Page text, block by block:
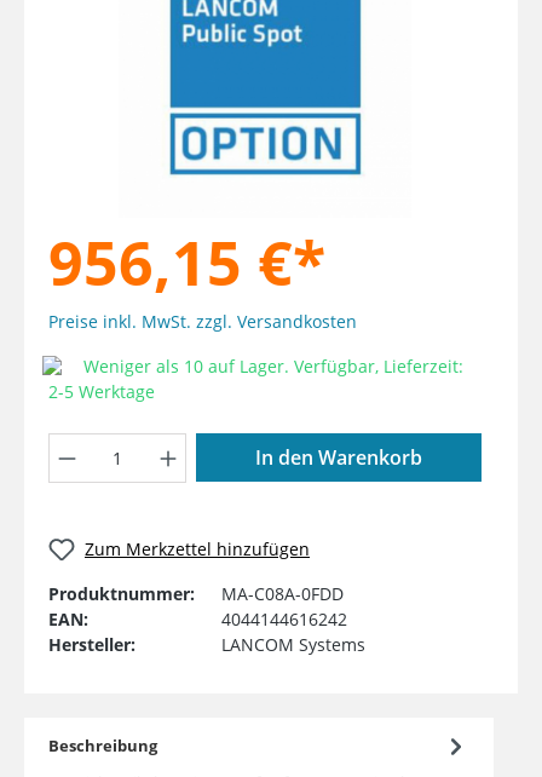
956,15 €*
Preise inkl. MwSt. zzgl. Versandkosten
Weniger als 10 auf Lager. Verfügbar, Lieferzeit:
2-5 Werktage
Produkt Anzahl: Gib den
In den Warenkorb
Zum Merkzettel hinzufügen
Produktnummer:
MA-C08A-0FDD
EAN:
4044144616242
Hersteller:
LANCOM Systems
Beschreibung